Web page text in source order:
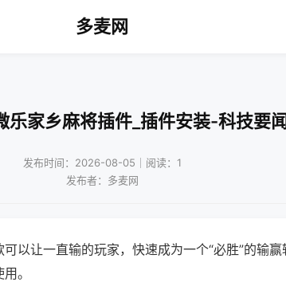
多麦网
乐家乡麻将插件_插件安装-科技要闻
发布时间：2026-08-05｜阅读：1
发布者：多麦网
以让一直输的玩家，快速成为一个“必胜”的输
。